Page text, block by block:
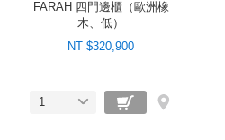
FARAH 四門邊櫃（歐洲橡
木、低）
NT $320,900
1